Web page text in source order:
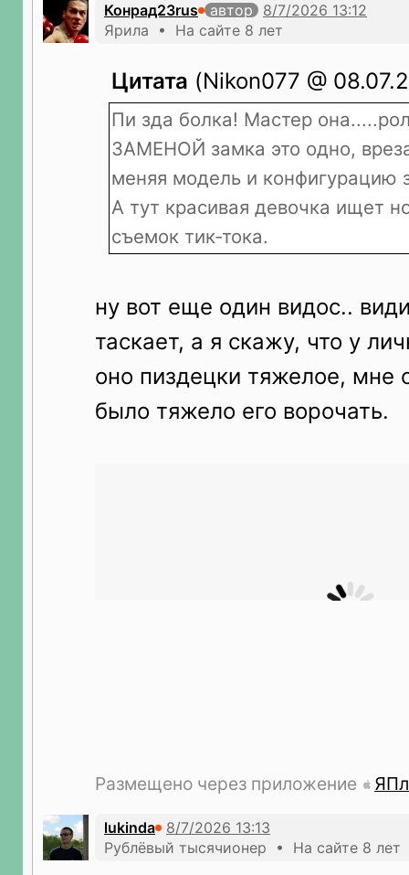
Конрад23rus
автор
Ярила • На сайте 8 лет
Цитата (Nikon077 @
Пи зда болка! Мастер
ЗАМЕНОЙ замка это одно,
меняя модель и конфигурацию
А тут красивая девочка ищет
съемок тик-тока.
ну вот еще один видос..
таскает, а я скажу, что у
оно пиздецки тяжелое, мне
было тяжело его ворочать.
Размещено через приложение
lukinda
Рублёвый тысячионер • На сайте 8 лет